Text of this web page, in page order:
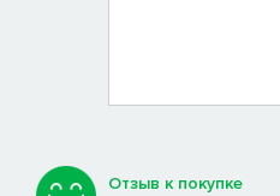
Отзыв к покупке